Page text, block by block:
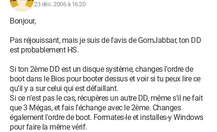
23 déc. 2006 à 16:20
Bonjour,
Pas réjouissant, mais je suis de l'avis de GomJabbar, ton DD
est probablement HS.
Si ton 2ème DD est un disque système, changes l'ordre de
boot dans le Bios pour booter dessus et voir si tu peux lire ce
qu'il y a sur celui qui est défaillant.
Si ce n'est pas le cas, récupères un autre DD, même s'il ne fait
que 3 Mégas, et fais l'échange avec le 2ème. Changes
également l'ordre de boot. Formates-le et installes-y Windows
pour faire la même vérif.